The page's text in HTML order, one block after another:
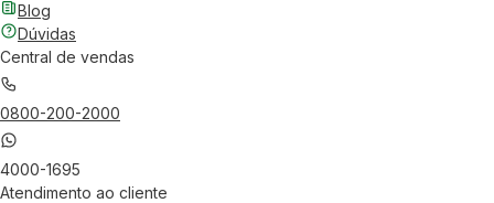
Blog
Dúvidas
Central de vendas
0800-200-2000
4000-1695
Atendimento ao cliente